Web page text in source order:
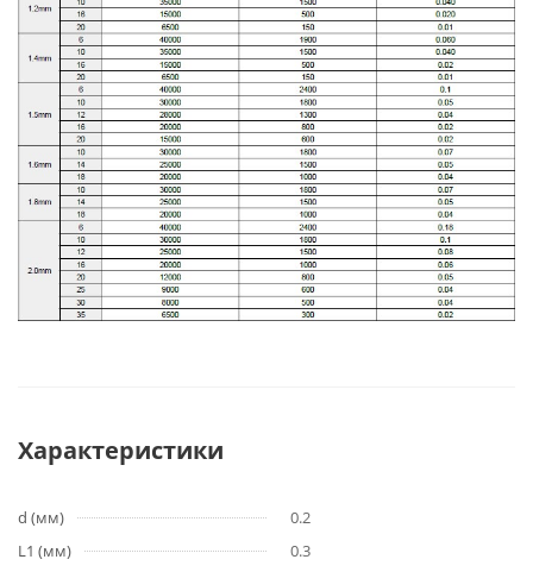
Характеристики
d (мм)
0.2
L1 (мм)
0.3